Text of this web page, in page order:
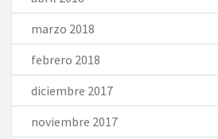
marzo 2018
febrero 2018
diciembre 2017
noviembre 2017